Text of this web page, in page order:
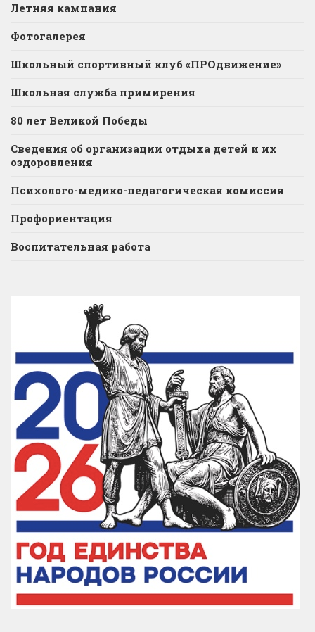
Летняя кампания
Фотогалерея
Школьный спортивный клуб «ПРОдвижение»
Школьная служба примирения
80 лет Великой Победы
Сведения об организации отдыха детей и их
оздоровления
Психолого-медико-педагогическая комиссия
Профориентация
Воспитательная работа